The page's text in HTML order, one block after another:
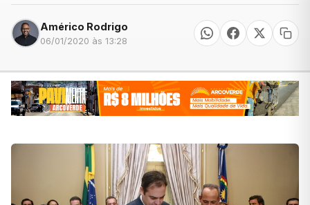
Américo Rodrigo
06/01/2020 às 13:28